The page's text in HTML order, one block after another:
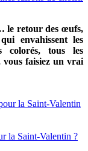
le retour des œufs,
envahissent les
colorés, tous les
vous faisiez un vrai
la Saint-Valentin ?